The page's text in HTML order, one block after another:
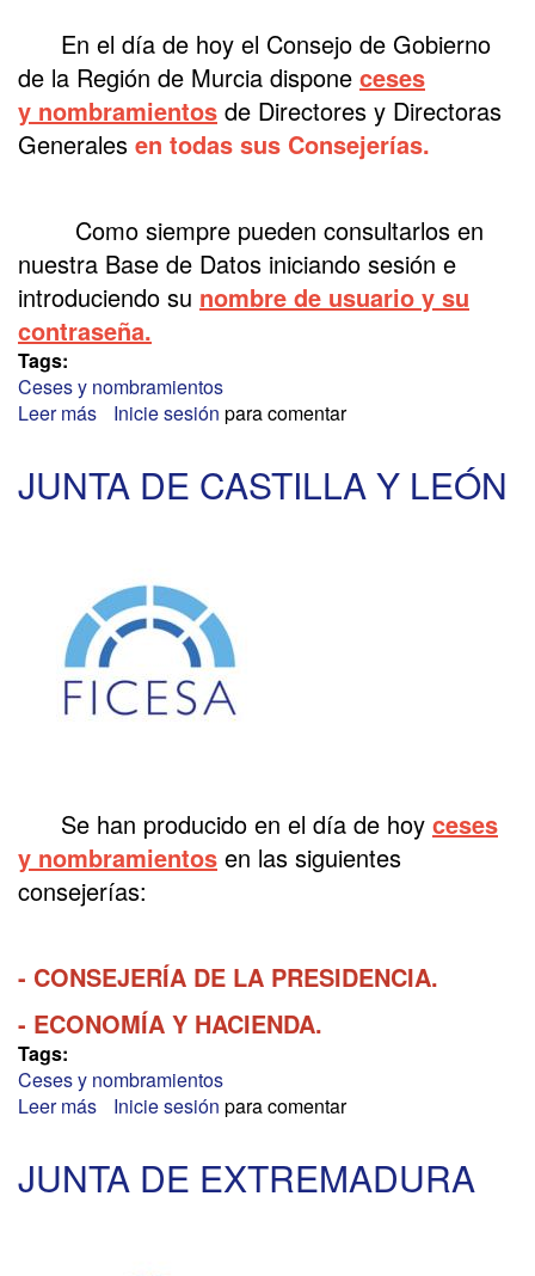
En el día de hoy el Consejo de Gobierno
de la Región de Murcia dispone ceses
y nombramientos de Directores y Directoras
Generales en todas sus Consejerías.
Como siempre pueden consultarlos en
nuestra Base de Datos iniciando sesión e
introduciendo su nombre de usuario y su
contraseña.
Tags:
Ceses y nombramientos
Leer más sobre
MURCIA
Inicie sesión para comentar
JUNTA DE CASTILLA Y LEÓN
Se han producido en el día de hoy ceses
y nombramientos en las siguientes
consejerías:
- CONSEJERÍA DE LA PRESIDENCIA.
- ECONOMÍA Y HACIENDA.
Tags:
Ceses y nombramientos
Leer más sobre
CASTILLA
Inicie sesión para comentar
JUNTA DE EXTREMADURA